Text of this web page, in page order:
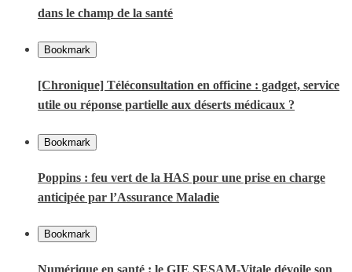
dans le champ de la santé
Bookmark
[Chronique] Téléconsultation en officine : gadget, service
utile ou réponse partielle aux déserts médicaux ?
Bookmark
Poppins : feu vert de la HAS pour une prise en charge
anticipée par l’Assurance Maladie
Bookmark